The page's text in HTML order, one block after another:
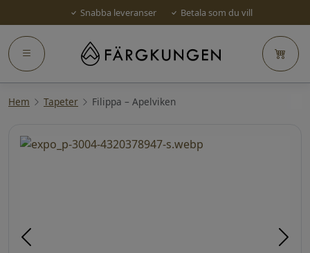
Snabba leveranser Betala som du vill
Hem Tapeter Filippa – Apelviken
Föregående